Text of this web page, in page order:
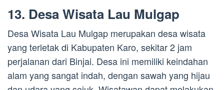
13. Desa Wisata Lau Mulgap
Desa Wisata Lau Mulgap merupakan desa wisata
yang terletak di Kabupaten Karo, sekitar 2 jam
perjalanan dari Binjai. Desa ini memiliki keindahan
alam yang sangat indah, dengan sawah yang hijau